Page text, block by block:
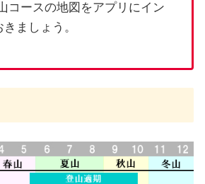
コースの地図をアプリにイン
ましょう。